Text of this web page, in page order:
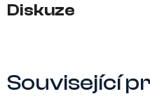
Diskuze
Související